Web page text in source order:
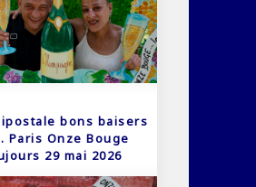
bons baisers
Paris Onze Bouge
29 mai 2026